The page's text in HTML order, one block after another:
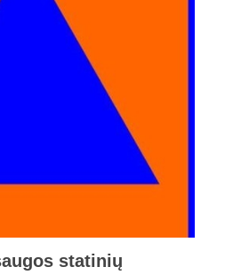
statinių